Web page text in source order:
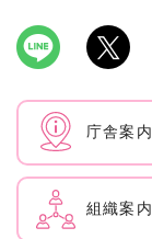
庁舎案内
組織案内